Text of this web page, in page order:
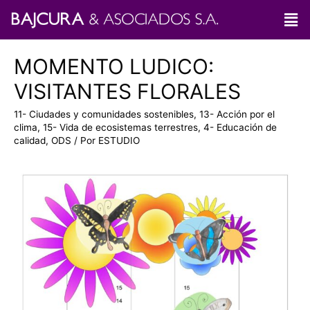
MOMENTO LUDICO:
VISITANTES FLORALES
11- Ciudades y comunidades sostenibles, 13- Acción por el
clima, 15- Vida de ecosistemas terrestres, 4- Educación de
calidad, ODS / Por ESTUDIO